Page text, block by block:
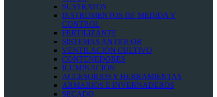
SUSTRATOS
INSTRUMENTOS DE MEDIDA Y
CONTROL
FERTILIZANTE
SISTEMAS ANTIOLOR
VENTILACIÓN CULTIVO
CONTENEDORES
ILUMINACIÓN
ACCESORIOS Y HERRAMIENTAS
ARMARIOS E INVERNADEROS
SECADO